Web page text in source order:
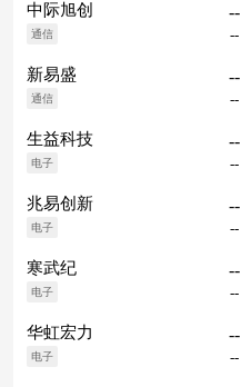
中际旭创
通信
--
--
新易盛
通信
--
--
生益科技
电子
--
--
兆易创新
电子
--
--
寒武纪
电子
--
--
华虹宏力
电子
--
--